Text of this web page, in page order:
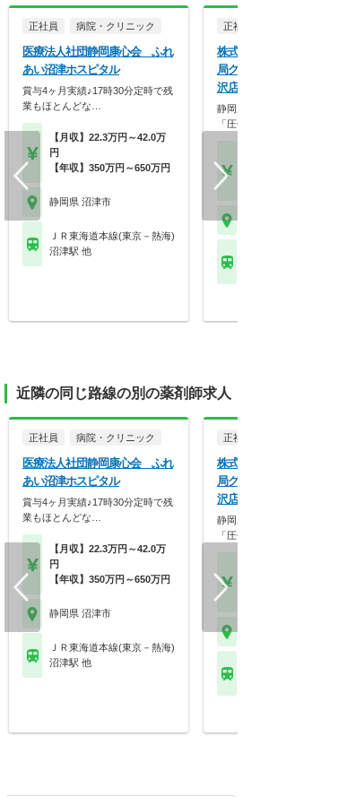
正社員 病院・クリニック
医療法人社団静岡康心会 ふれ
あい沼津ホスピタル
賞与4ヶ月実績♪17時30分定時で残
業もほとんどな…
【月収】22.3万円～42.0万
円
【年収】350万円～650万円
静岡県 沼津市
ＪＲ東海道本線(東京－熱海)
沼津駅 他
正社員
株式会社鈴木薬局 （ア
局グループ） アリス薬
沢店
静岡県内ドミナント展開によ
「圧倒的な安定性」とキ…
近隣の同じ路線の別の薬剤師求人
正社員 病院・クリニック
医療法人社団静岡康心会 ふれ
あい沼津ホスピタル
賞与4ヶ月実績♪17時30分定時で残
業もほとんどな…
【月収】22.3万円～42.0万
円
【年収】350万円～650万円
静岡県 沼津市
ＪＲ東海道本線(東京－熱海)
沼津駅 他
正社員
株式会社鈴木薬局 （ア
局グループ） アリス薬
沢店
静岡県内ドミナント展開によ
「圧倒的な安定性」とキ…